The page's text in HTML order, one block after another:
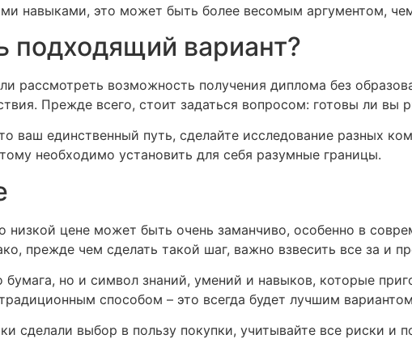
навыками, это может быть более весомым аргументом,
подходящий вариант?
рассмотреть возможность получения диплома без
Прежде всего, стоит задаться вопросом: готовы ли вы
ваш единственный путь, сделайте исследование разных
необходимо установить для себя разумные границы.
цене может быть очень заманчиво, особенно в
прежде чем сделать такой шаг, важно взвесить все за и
бумага, но и символ знаний, умений и навыков, которые
способом – это всегда будет лучшим
сделали выбор в пользу покупки, учитывайте все риски и